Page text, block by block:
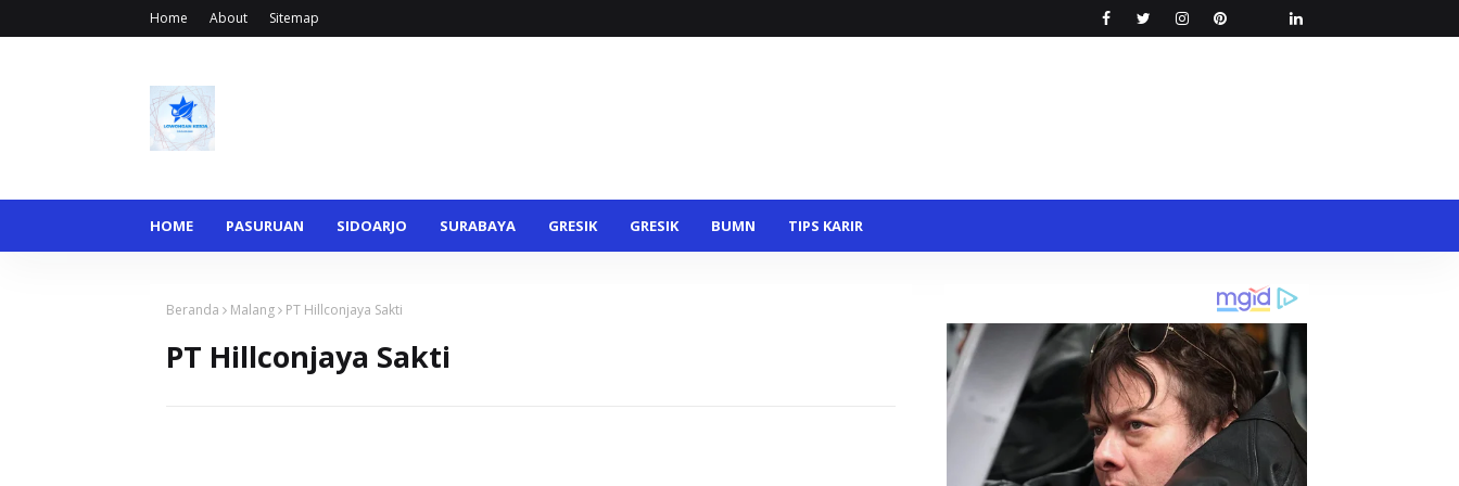
Home About Sitemap
HOME PASURUAN SIDOARJO SURABAYA GRESIK GRESIK BUMN TIPS KARIR
Beranda Malang PT Hillconjaya Sakti
PT Hillconjaya Sakti